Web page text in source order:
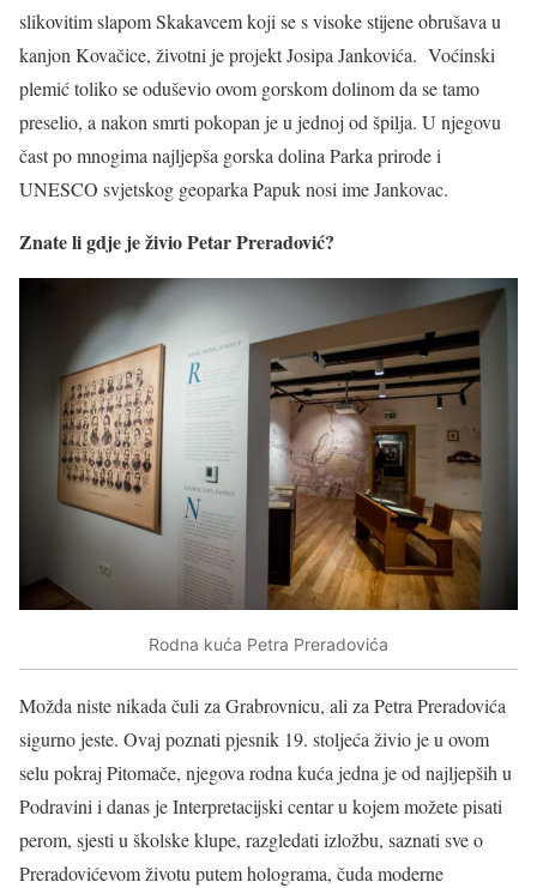
slikovitim slapom Skakavcem koji se s visoke stijene obrušava u
kanjon Kovačice, životni je projekt Josipa Jankovića. Voćinski
plemić toliko se oduševio ovom gorskom dolinom da se tamo
preselio, a nakon smrti pokopan je u jednoj od špilja. U njegovu
čast po mnogima najljepša gorska dolina Parka prirode i
UNESCO svjetskog geoparka Papuk nosi ime Jankovac.
Znate li gdje je živio Petar Preradović?
Rodna kuća Petra Preradovića
Možda niste nikada čuli za Grabrovnicu, ali za Petra Preradovića
sigurno jeste. Ovaj poznati pjesnik 19. stoljeća živio je u ovom
selu pokraj Pitomače, njegova rodna kuća jedna je od najljepših u
Podravini i danas je Interpretacijski centar u kojem možete pisati
perom, sjesti u školske klupe, razgledati izložbu, saznati sve o
Preradovićevom životu putem holograma, čuda moderne